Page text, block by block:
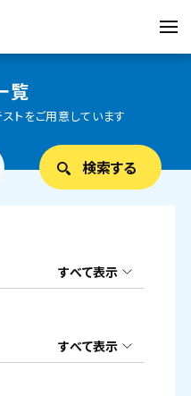
覧
トをご用意しています
すべて表示
すべて表示